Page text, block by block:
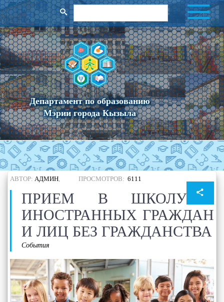
Департамент по образованию
Мэрии города Кызыла
АВТОР: АДМИН, ПРОСМОТРОВ: 6111
ПРИЕМ В ШКОЛУ
ИНОСТРАННЫХ ГРАЖДАН
И ЛИЦ БЕЗ ГРАЖДАНСТВА
События